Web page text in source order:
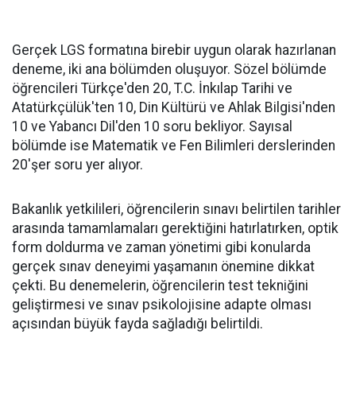
Gerçek LGS formatına birebir uygun olarak hazırlanan
deneme, iki ana bölümden oluşuyor. Sözel bölümde
öğrencileri Türkçe'den 20, T.C. İnkılap Tarihi ve
Atatürkçülük'ten 10, Din Kültürü ve Ahlak Bilgisi'nden
10 ve Yabancı Dil'den 10 soru bekliyor. Sayısal
bölümde ise Matematik ve Fen Bilimleri derslerinden
20'şer soru yer alıyor.
Bakanlık yetkilileri, öğrencilerin sınavı belirtilen tarihler
arasında tamamlamaları gerektiğini hatırlatırken, optik
form doldurma ve zaman yönetimi gibi konularda
gerçek sınav deneyimi yaşamanın önemine dikkat
çekti. Bu denemelerin, öğrencilerin test tekniğini
geliştirmesi ve sınav psikolojisine adapte olması
açısından büyük fayda sağladığı belirtildi.